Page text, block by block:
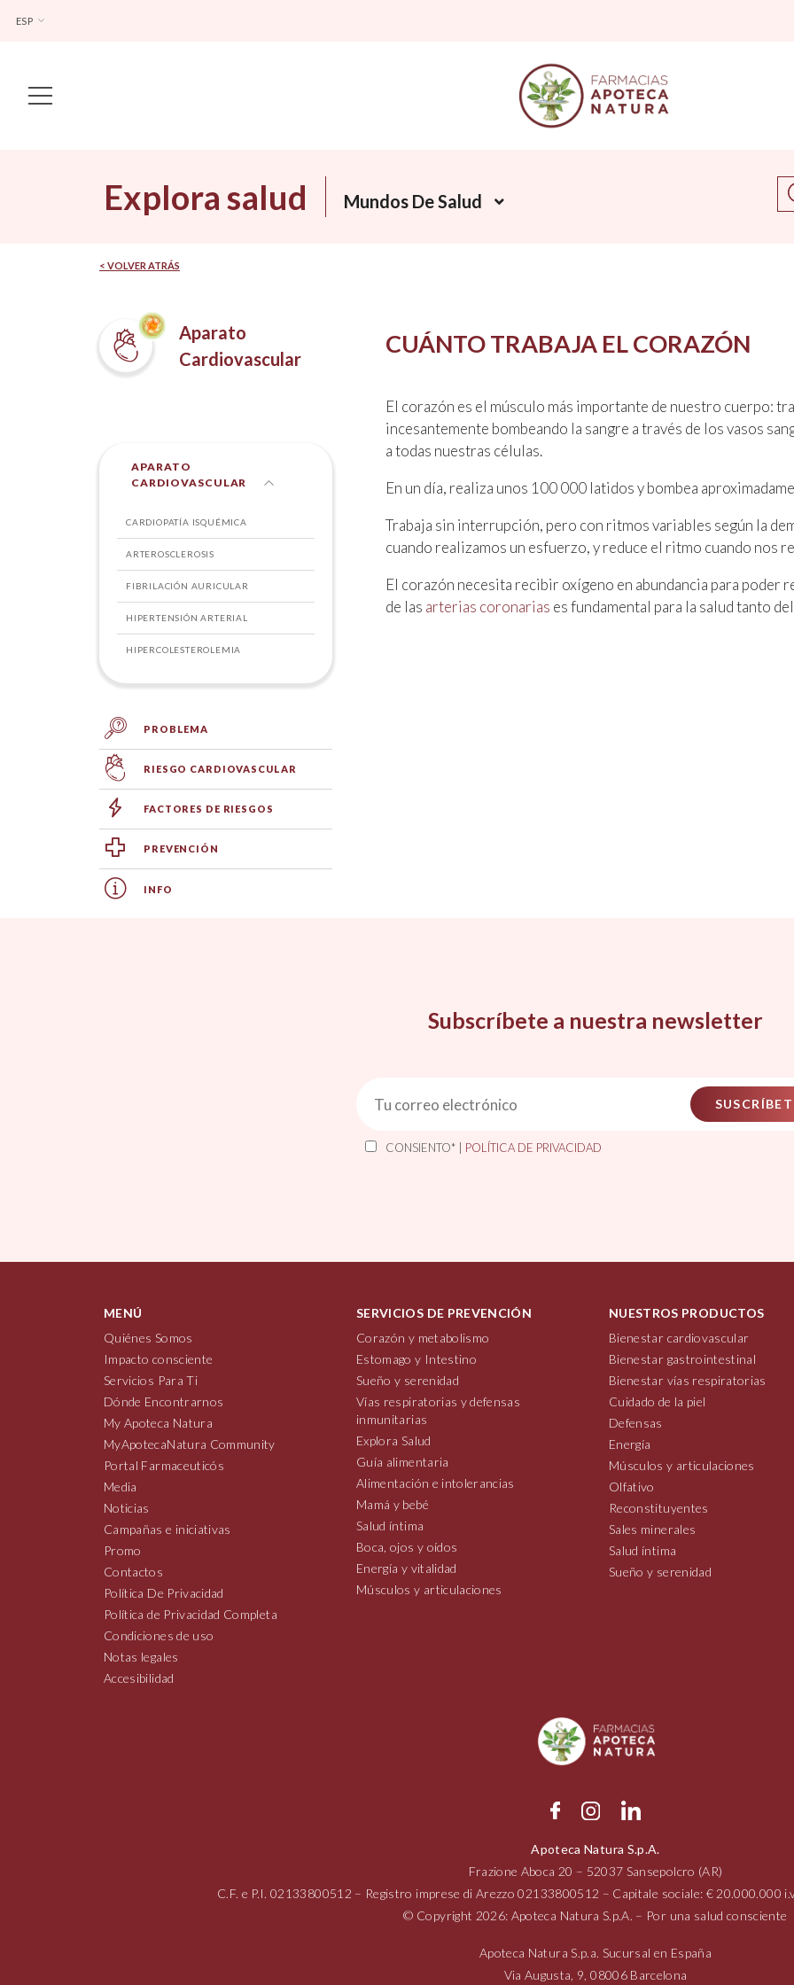
ESP
Main Navigation
Explora salud Mundos De Salud
< VOLVER ATRÁS
Aparato
Cardiovascular
APARATO
CARDIOVASCULAR
CARDIOPATÍA ISQUÉMICA
ARTEROSCLEROSIS
FIBRILACIÓN AURICULAR
HIPERTENSIÓN ARTERIAL
HIPERCOLESTEROLEMIA
PROBLEMA
RIESGO CARDIOVASCULAR
FACTORES DE RIESGOS
PREVENCIÓN
INFO
CUÁNTO TRABAJA EL CORAZÓN
El corazón es el músculo más importante de nuestro cuerpo:
incesantemente bombeando la sangre a través de los vasos
a todas nuestras células.
En un día, realiza unos 100 000 latidos y bombea
Trabaja sin interrupción, pero con ritmos variables según la
cuando realizamos un esfuerzo, y reduce el ritmo cuando nos
El corazón necesita recibir oxígeno en abundancia para poder
de las arterias coronarias es fundamental para la salud tanto
Subscríbete a nuestra newsletter
CONSIENTO* | POLÍTICA DE PRIVACIDAD
MENÚ
Quiénes Somos
Impacto consciente
Servicios Para Ti
Dónde Encontrarnos
My Apoteca Natura
MyApotecaNatura Community
Portal Farmaceuticós
Media
Noticias
Campañas e iniciativas
Promo
Contactos
Política De Privacidad
Política de Privacidad Completa
Condiciones de uso
Notas legales
Accesibilidad
SERVICIOS DE PREVENCIÓN
Corazón y metabolismo
Estomago y Intestino
Sueño y serenidad
Vías respiratorias y defensas
inmunitarias
Explora Salud
Guía alimentaria
Alimentación e intolerancias
Mamá y bebé
Salud íntima
Boca, ojos y oídos
Energía y vitalidad
Músculos y articulaciones
NUESTROS PRODUCTOS
Bienestar cardiovascular
Bienestar gastrointestinal
Bienestar vías respiratorias
Cuidado de la piel
Defensas
Energía
Músculos y articulaciones
Olfativo
Reconstituyentes
Sales minerales
Salud íntima
Sueño y serenidad
Apoteca Natura S.p.A.
Frazione Aboca 20 – 52037 Sansepolcro (AR)
C.F. e P.I.02133800512 – Registro imprese di Arezzo02133800512 – Capitale sociale: € 20.000.000
© Copyright 2026: Apoteca Natura S.p.A. – Por una salud consciente
Apoteca Natura S.p.a. Sucursal en España
Via Augusta, 9, 08006Barcelona